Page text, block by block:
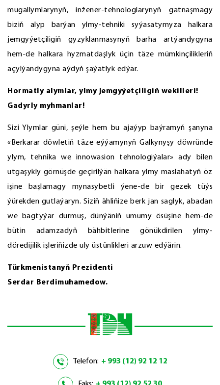
mugallymlarynyň, inžener-tehnologlarynyň gatnaşmagy
biziň alyp barýan ylmy-tehniki syýasatymyza halkara
jemgyýetçiligiň gyzyklanmasynyň barha artýandygyna
hem-de halkara hyzmatdaşlyk üçin täze mümkinçilikleriň
açylýandygyna aýdyň şaýatlyk edýär.
Hormatly alymlar, ylmy jemgyýetçiligiň wekilleri!
Gadyrly myhmanlar!
Sizi Ylymlar güni, şeýle hem bu ajaýyp baýramyň şanyna
«Berkarar döwletiň täze eýýamynyň Galkynyşy döwründe
ylym, tehnika we innowasion tehnologiýalar» ady bilen
utgaşykly görnüşde geçirilýän halkara ylmy maslahatyň öz
işine başlamagy mynasybetli ýene-de bir gezek tüýs
ýürekden gutlaýaryn. Siziň ähliňize berk jan saglyk, abadan
we bagtyýar durmuş, dünýäniň umumy ösüşine hem-de
bütin adamzadyň bähbitlerine gönükdirilen ylmy-
döredijilik işleriňizde uly üstünlikleri arzuw edýärin.
Türkmenistanyň Prezidenti
Serdar Berdimuhamedow.
Telefon: + 993 (12) 92 12 12